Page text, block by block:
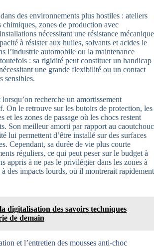
des environnements plus hostiles : ateliers
chimiques, zones de production avec
nécessitant une résistance mécanique
à résister aux huiles, solvants et acides le
l’industrie automobile ou la maintenance
: sa rigidité peut constituer un handicap
une grande flexibilité ou un contact
sensibles.
recherche un amortissement
On le retrouve sur les butoirs de protection, les
et les zones de passage où les chocs restent
Son meilleur amorti par rapport au caoutchouc
lui permettent d’être installé sur des surfaces
Cependant, sa durée de vie plus courte
réguliers, ce qui peut peser sur le budget à
appris à ne pas le privilégier dans les zones à
des impacts lourds, où il montrerait rapidement
digitalisation des savoirs techniques
de demain
et l’entretien des mousses anti-choc